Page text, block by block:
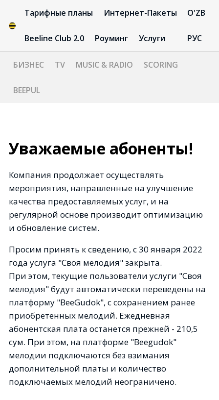
Тарифные планы Интернет-Пакеты
Beeline Club 2.0 Роуминг Услуги
O'ZB
РУС
БИЗНЕС TV MUSIC & RADIO SCORING
BEEPUL
Уважаемые абоненты!
Компания продолжает осуществлять
мероприятия, направленные на улучшение
качества предоставляемых услуг, и на
регулярной основе производит оптимизацию
и обновление систем.
Просим принять к сведению, с 30 января 2022
года услуга "Своя мелодия" закрыта.
При этом, текущие пользователи услуги "Своя
мелодия" будут автоматически переведены на
платформу "BeeGudok", с сохранением ранее
приобретенных мелодий. Ежедневная
абонентская плата останется прежней - 210,5
сум. При этом, на платформе "Beegudok"
мелодии подключаются без взимания
дополнительной платы и количество
подключаемых мелодий неограничено.